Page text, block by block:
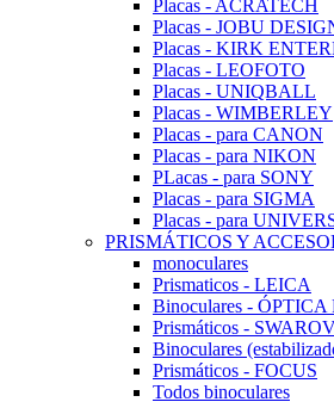
Placas - ACRATECH
Placas - JOBU
Placas - KIRK
Placas - LEOFOTO
Placas - UNIQBALL
Placas - WIMBERLEY
Placas - para CANON
Placas - para NIKON
PLacas - para SONY
Placas - para SIGMA
Placas - para
PRISMÁTICOS Y
monoculares
Prismaticos - LEICA
Binoculares -
Prismáticos -
Binoculares
Prismáticos - FOCUS
Todos binoculares